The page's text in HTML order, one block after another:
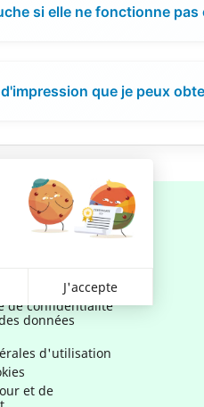
J'accepte
si elle ne fonctionne pas
que je peux
de confidentialité
données
d'utilisation
et de